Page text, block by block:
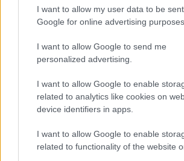
I want to allow my user data to be
Google for online advertising purposes.
I want to allow Google to send me
personalized advertising.
I want to allow Google to enable
related to analytics like cookies on
device identifiers in apps.
I want to allow Google to enable
related to functionality of the website